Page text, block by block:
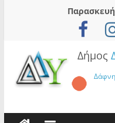
Δήμος
Δάφνη